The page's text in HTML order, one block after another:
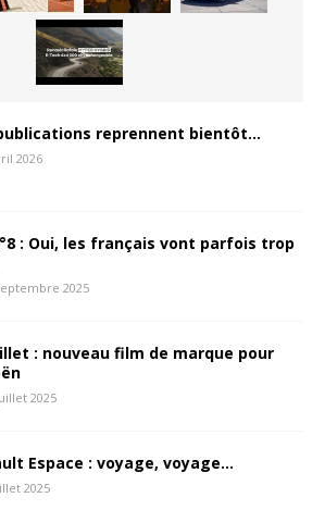
reprennent bientôt…
2026
: Oui, les français vont parfois trop
2025
: nouveau film de marque pour
2025
Espace : voyage, voyage…
2025